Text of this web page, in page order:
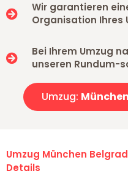
Wir garantieren
Organisation Ihres
Bei Ihrem Umzug
unseren Rundum-
Umzug:
Umzug München
Details